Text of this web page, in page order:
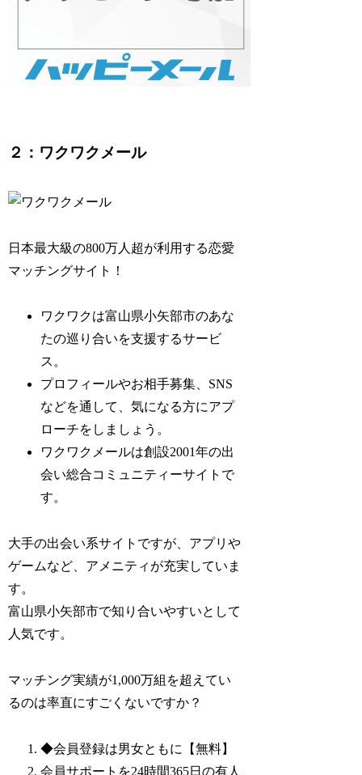
２：ワクワクメール
日本最大級の800万人超が利用する恋愛
マッチングサイト！
ワクワクは富山県小矢部市のあな
たの巡り合いを支援するサービ
ス。
プロフィールやお相手募集、SNS
などを通して、気になる方にアプ
ローチをしましょう。
ワクワクメールは創設2001年の出
会い総合コミュニティーサイトで
す。
大手の出会い系サイトですが、アプリや
ゲームなど、アメニティが充実していま
す。
富山県小矢部市で知り合いやすいとして
人気です。
マッチング実績が1,000万組を超えてい
るのは率直にすごくないですか？
◆会員登録は男女ともに【無料】
会員サポートを24時間365日の有人